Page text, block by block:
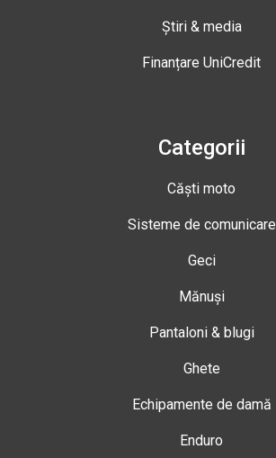
Știri & media
Finanțare UniCredit
Categorii
Căști moto
Sisteme de comunicare
Geci
Mănuși
Pantaloni & blugi
Ghete
Echipamente de damă
Enduro